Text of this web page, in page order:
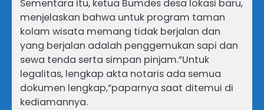
Sementara itu, ketua Bumdes desa lokasi baru,
menjelaskan bahwa untuk program taman
kolam wisata memang tidak berjalan dan
yang berjalan adalah penggemukan sapi dan
sewa tenda serta simpan pinjam.”Untuk
legalitas, lengkap akta notaris ada semua
dokumen lengkap,”paparnya saat ditemui di
kediamannya.